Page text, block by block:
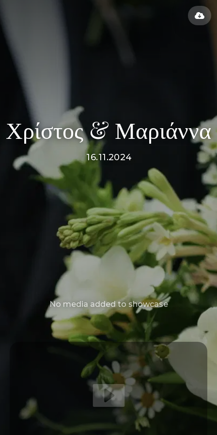
Χρίστος & Μαριάννα
16.11.2024
No media added to showcase